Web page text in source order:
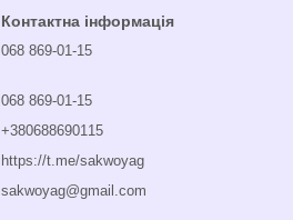
Контактна інформація
068 869-01-15
068 869-01-15
+380688690115
https://t.me/sakwoyag
sakwoyag@gmail.com